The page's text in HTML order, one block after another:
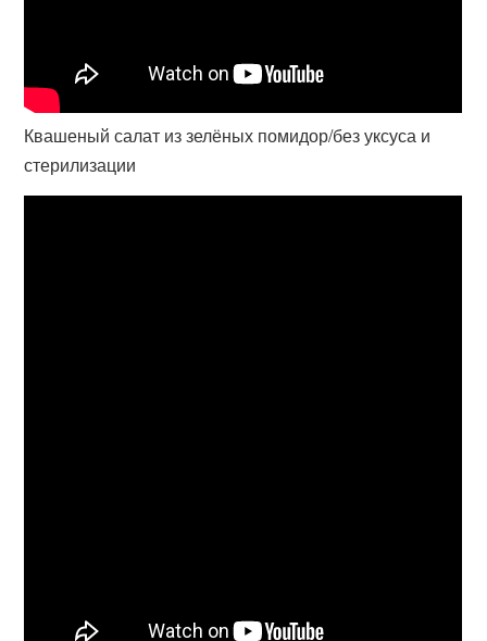
Квашеный салат из зелёных помидор/без уксуса и
стерилизации